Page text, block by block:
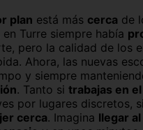
plan está más cerca de
Turre siempre había
pero la calidad de los
Ahora, las nuevas
y siempre
. Tanto si trabajas en
por lugares discretos,
cerca. Imagina llegar